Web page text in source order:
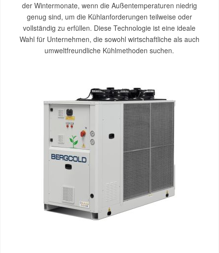
der Wintermonate, wenn die Außentemperaturen niedrig
genug sind, um die Kühlanforderungen teilweise oder
vollständig zu erfüllen. Diese Technologie ist eine ideale
Wahl für Unternehmen, die sowohl wirtschaftliche als auch
umweltfreundliche Kühlmethoden suchen.